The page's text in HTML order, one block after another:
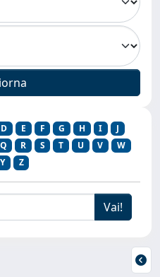
D E F G H I
J
Q R S T U V
W
Y Z